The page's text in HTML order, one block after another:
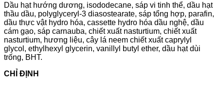
Dầu hạt hướng dương, isododecane, sáp vi tinh thể, dầu hạt
thầu dầu, polyglyceryl-3 diasostearate, sáp tổng hợp, parafin,
dầu thực vật hydro hóa, cassette hydro hóa dầu nghệ, dầu
cám gạo, sáp carnauba, chiết xuất nasturtium, chiết xuất
nasturtium, hương liệu, cây lá neem chiết xuất caprylyl
glycol, ethylhexyl glycerin, vanillyl butyl ether, dầu hạt dùi
trống, BHT.
CHỈ ĐỊNH